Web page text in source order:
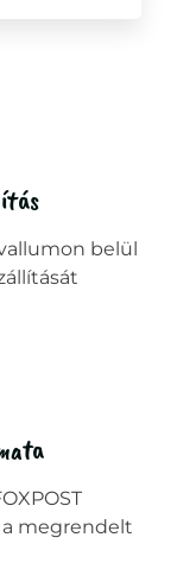
belül
megrendelt